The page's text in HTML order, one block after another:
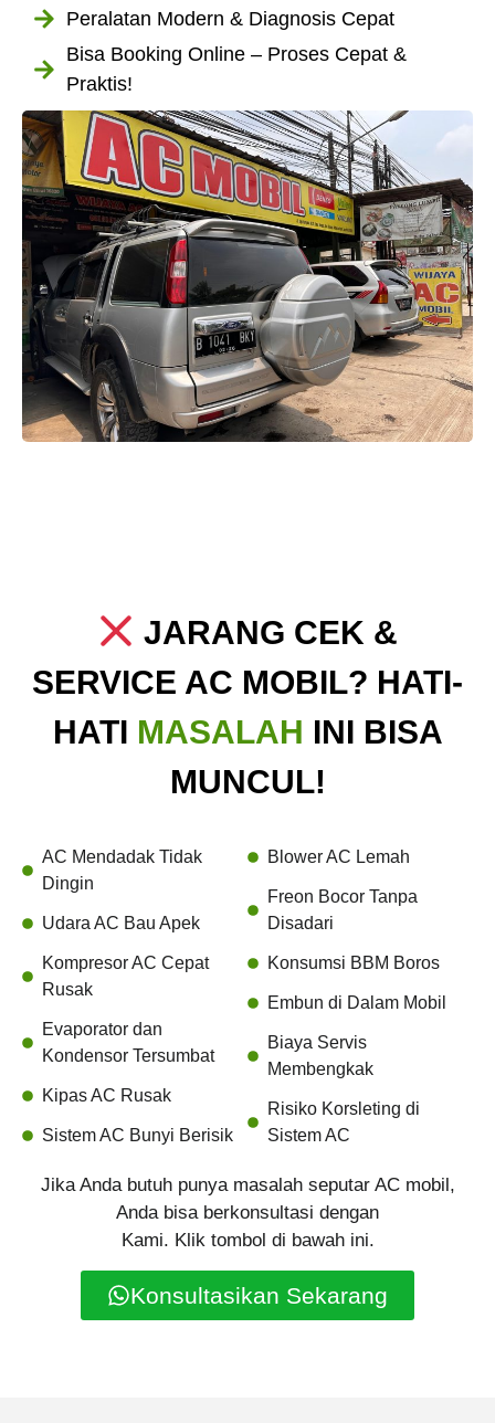
Peralatan Modern & Diagnosis Cepat
Bisa Booking Online – Proses Cepat &
Praktis!
JARANG CEK &
SERVICE AC MOBIL? HATI-
HATI MASALAH INI BISA
MUNCUL!
AC Mendadak Tidak
Dingin
Udara AC Bau Apek
Kompresor AC Cepat
Rusak
Evaporator dan
Kondensor Tersumbat
Kipas AC Rusak
Sistem AC Bunyi Berisik
Blower AC Lemah
Freon Bocor Tanpa
Disadari
Konsumsi BBM Boros
Embun di Dalam Mobil
Biaya Servis
Membengkak
Risiko Korsleting di
Sistem AC
Jika Anda butuh punya masalah seputar AC mobil,
Anda bisa berkonsultasi dengan
Kami. Klik tombol di bawah ini.
Konsultasikan Sekarang